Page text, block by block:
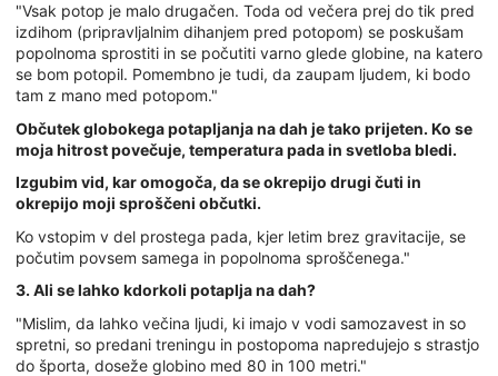
"Vsak potop je malo drugačen. Toda od večera prej do tik pred
izdihom (pripravljalnim dihanjem pred potopom) se poskušam
popolnoma sprostiti in se počutiti varno glede globine, na katero
se bom potopil. Pomembno je tudi, da zaupam ljudem, ki bodo
tam z mano med potopom."
Občutek globokega potapljanja na dah je tako prijeten. Ko se
moja hitrost povečuje, temperatura pada in svetloba bledi.
Izgubim vid, kar omogoča, da se okrepijo drugi čuti in
okrepijo moji sproščeni občutki.
Ko vstopim v del prostega pada, kjer letim brez gravitacije, se
počutim povsem samega in popolnoma sproščenega."
3. Ali se lahko kdorkoli potaplja na dah?
"Mislim, da lahko večina ljudi, ki imajo v vodi samozavest in so
spretni, so predani treningu in postopoma napredujejo s strastjo
do športa, doseže globino med 80 in 100 metri."